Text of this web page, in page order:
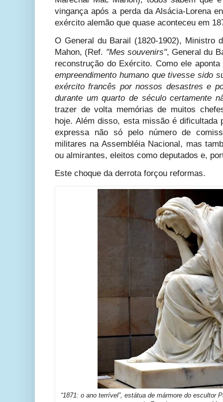
vingança após a perda da Alsácia-Lorena
exército alemão que quase aconteceu em
O General du Barail (1820-1902), Ministro
Mahon, (Ref. "Mes souvenirs", General du
reconstrução do Exército. Como ele
empreendimento humano que tivesse sido
exército francês por nossos desastres e
durante um quarto de século certamente
trazer de volta memórias de muitos
hoje.Além disso, esta missão é dificultada
expressa não só pelo número de
militares na Assembléia Nacional, mas
ou almirantes, eleitos como deputados e,
Este choque da derrota forçou reformas.
“1871: o ano terrível”, estátua de mármore do escultor